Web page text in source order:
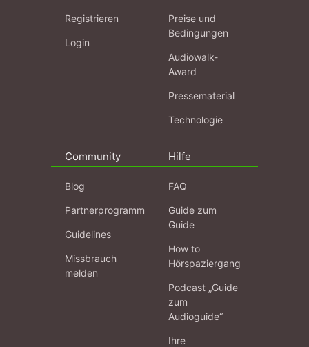
Registrieren
Login
Preise und
Bedingungen
Audiowalk-
Award
Pressematerial
Technologie
Community
Blog
Partnerprogramm
Guidelines
Missbrauch
melden
Hilfe
FAQ
Guide zum
Guide
How to
Hörspaziergang
Podcast „Guide
zum
Audioguide“
Ihre